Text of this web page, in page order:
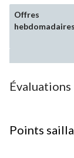
Offres
hebdomadaires
Évaluations
Points